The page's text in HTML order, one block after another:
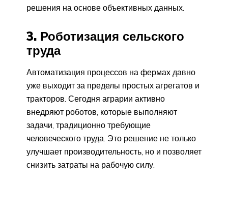
решения на основе объективных данных.
3. Роботизация сельского
труда
Автоматизация процессов на фермах давно
уже выходит за пределы простых агрегатов и
тракторов. Сегодня аграрии активно
внедряют роботов, которые выполняют
задачи, традиционно требующие
человеческого труда. Это решение не только
улучшает производительность, но и позволяет
снизить затраты на рабочую силу.